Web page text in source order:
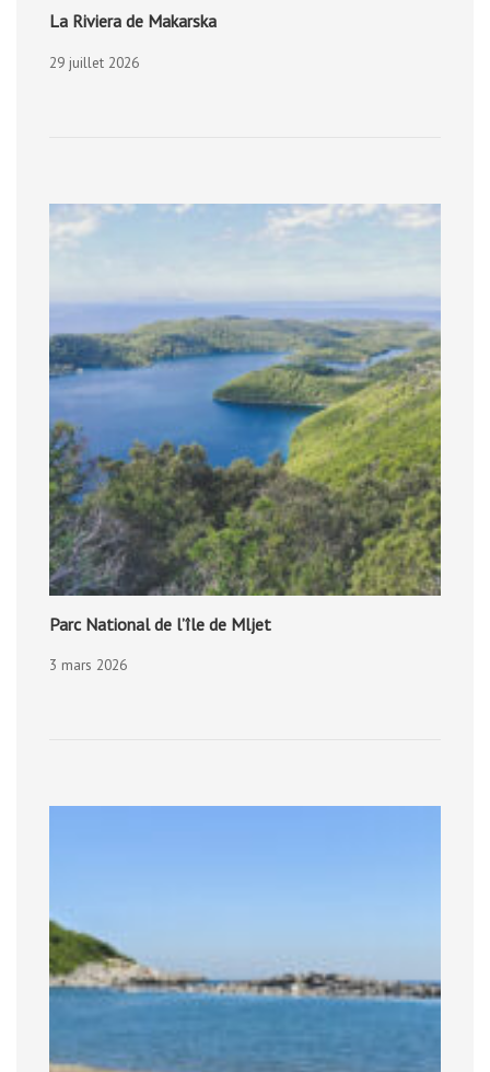
La Riviera de Makarska
29 juillet 2026
Parc National de l’île de Mljet
3 mars 2026